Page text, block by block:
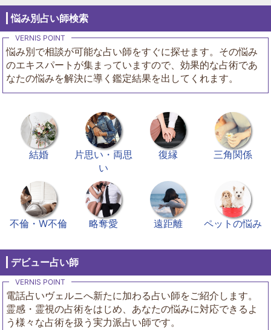
悩み別占い師検索
悩み別で相談が可能な占い師をすぐに探せます。その悩み
のエキスパートが集まっていますので、効果的な占術であ
なたの悩みを解決に導く鑑定結果を出してくれます。
結婚
片思い・両思
い
復縁 三角関係
不倫・W不倫 略奪愛 遠距離 ペットの悩み
デビュー占い師
電話占いヴェルニへ新たに加わる占い師をご紹介します。
霊感・霊視の占術をはじめ、あなたの悩みに対応できるよ
う様々な占術を扱う実力派占い師です。